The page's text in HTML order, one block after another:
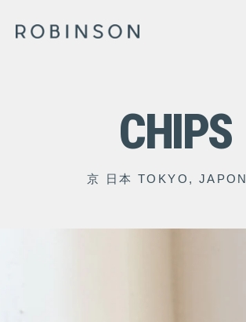
CHIPS
京 日本 TOKYO, JAPON